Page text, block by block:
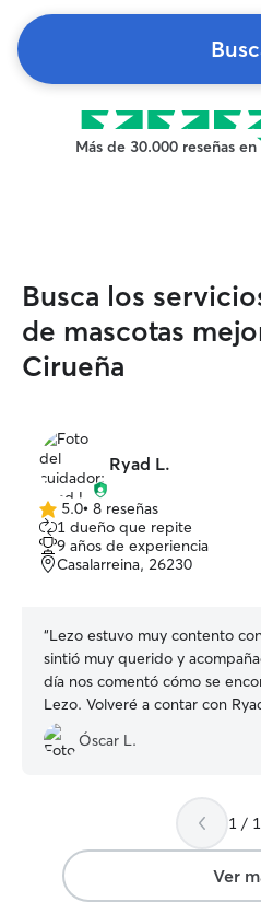
Más de 30.000 reseñas en
Busca los
de mascotas
Cirueña
Ryad L.
5.0
de
5
estrellas
5.0• 8 reseñas
1 dueño que repite
9 años de experiencia
Casalarreina, 26230
“Lezo estuvo muy contento
sintió muy querido y
día nos comentó cómo se
Lezo. Volveré a contar con
próximas ocasiones! Muchas
todo, Ryad! ”
Óscar L.
1 / 1
Ver